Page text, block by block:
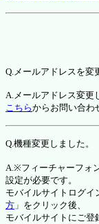
Q.メールアドレスを変
A.メールアドレス変更
こちらからお問い合わ
Q.機種変更しました。
A.※フィーチャーフォ
設定が必要です。
モバイルサイトログイ
方 」をクリック後、
モバイルサイトにご登